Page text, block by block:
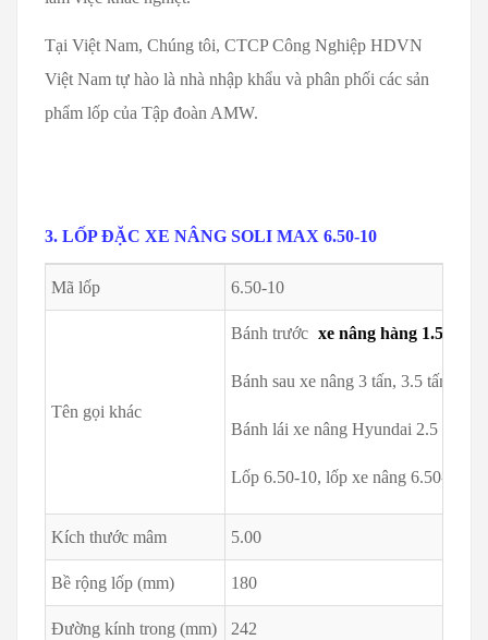
Tại Việt Nam, Chúng tôi, CTCP Công Nghiệp HDVN
Việt Nam tự hào là nhà nhập khẩu và phân phối các sản
phẩm lốp của Tập đoàn AMW.
3. LỐP ĐẶC XE NÂNG SOLI MAX 6.50-10
Mã lốp 6.50-10
Tên gọi khác
Bánh trước xe nâng hàng 1.5 tấn
Bánh sau xe nâng 3 tấn, 3.5 tấn (loại
Bánh lái xe nâng Hyundai 2.5 tấn
Lốp 6.50-10, lốp xe nâng 6.50-10
Kích thước mâm 5.00
Bề rộng lốp (mm) 180
Đường kính trong (mm) 242